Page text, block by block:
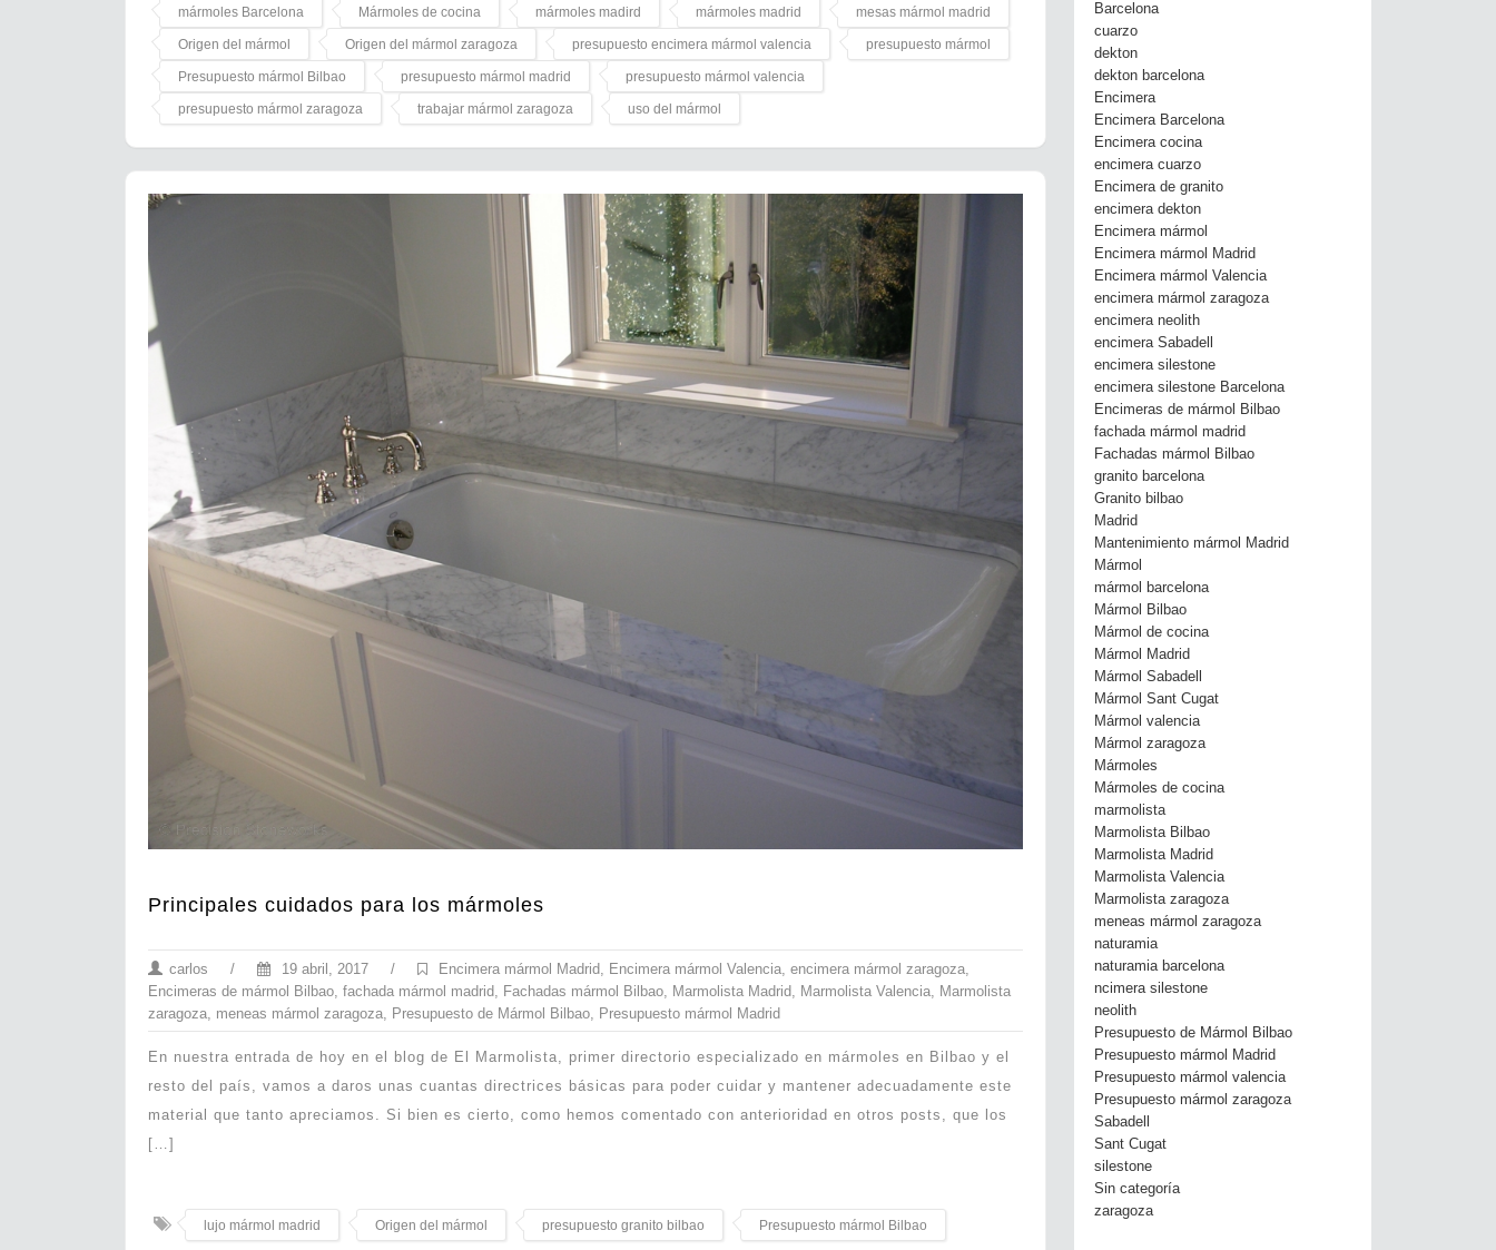
mármoles Barcelona Mármoles de cocina mármoles madird mármoles madrid mesas mármol madrid
Origen del mármol Origen del mármol zaragoza presupuesto encimera mármol valencia presupuesto mármol
Presupuesto mármol Bilbao presupuesto mármol madrid presupuesto mármol valencia
presupuesto mármol zaragoza trabajar mármol zaragoza uso del mármol
Principales cuidados para los mármoles
carlos / 19 abril, 2017 / Encimera mármol Madrid Encimera mármol Valencia encimera mármol zaragoza
Encimeras de mármol Bilbao fachada mármol madrid Fachadas mármol Bilbao Marmolista Madrid Marmolista Valencia
Marmolista
zaragoza meneas mármol zaragoza Presupuesto de Mármol Bilbao Presupuesto mármol Madrid
En nuestra entrada de hoy en el blog de El Marmolista, primer directorio especializado en mármoles en Bilbao y el
resto del país, vamos a daros unas cuantas directrices básicas para poder cuidar y mantener adecuadamente este
material que tanto apreciamos. Si bien es cierto, como hemos comentado con anterioridad en otros posts, que los
[…]
lujo mármol madrid Origen del mármol presupuesto granito bilbao Presupuesto mármol Bilbao
Barcelona
cuarzo
dekton
dekton barcelona
Encimera
Encimera Barcelona
Encimera cocina
encimera cuarzo
Encimera de granito
encimera dekton
Encimera mármol
Encimera mármol Madrid
Encimera mármol Valencia
encimera mármol zaragoza
encimera neolith
encimera Sabadell
encimera silestone
encimera silestone Barcelona
Encimeras de mármol Bilbao
fachada mármol madrid
Fachadas mármol Bilbao
granito barcelona
Granito bilbao
Madrid
Mantenimiento mármol Madrid
Mármol
mármol barcelona
Mármol Bilbao
Mármol de cocina
Mármol Madrid
Mármol Sabadell
Mármol Sant Cugat
Mármol valencia
Mármol zaragoza
Mármoles
Mármoles de cocina
marmolista
Marmolista Bilbao
Marmolista Madrid
Marmolista Valencia
Marmolista zaragoza
meneas mármol zaragoza
naturamia
naturamia barcelona
ncimera silestone
neolith
Presupuesto de Mármol Bilbao
Presupuesto mármol Madrid
Presupuesto mármol valencia
Presupuesto mármol zaragoza
Sabadell
Sant Cugat
silestone
Sin categoría
zaragoza